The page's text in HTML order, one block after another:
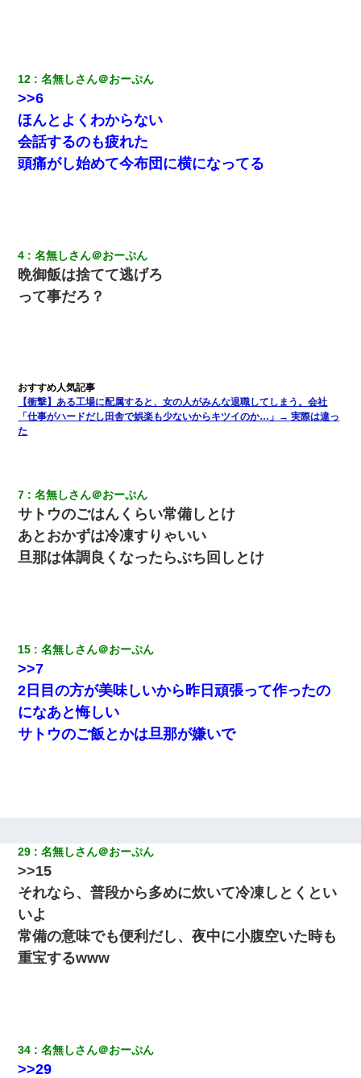
【GJ!】会社から帰宅中、広い駐車場にエンジンかけっ放しの車を
発見。しかも「ヒィ～」みたいな声も聞こえてきたので気になっ
て近寄ったら女の子がおっさんの下敷きになってた
小学生の妹が20代の弟とチューしてるのに、見て見ぬふりの親を
んな時間に誰と電話してんの？」嫁「ごめんなさい…！（大号
泣」俺（キターー）→
彼氏の家に泊まる事になり、ゲームで盛り上がってさぁ寝よう！
と電気を消すとミシッって音が…彼「ちょっと待ってて」→勢い
よくドアを開けるとなんと…
隣室のお婆ちゃん「下階からの異臭に困ってる、今もすっごく臭
い」私「変だなあ～なにも臭わないよ」→ その後。警察『絶対に
窓とドアを開けないで』
日航機墜落事故の「ここからは日本語で大丈夫ですよ〜」の絶望
感がヤバイ・・・
「パワハラを受けたから思い切って転職した」とSNSで呟いた
ら、速攻でパワハラかました元上司がLINEを送ってきた。
【身体で払わせて】女友達「ごめん、何も言わずにお金貸してく
ださい……」俺「いいよ！いくら？」女友達「10万円ぐら
い……」俺「ほい！10万！」→
ずっとニートだと思ってた同居の義弟が投資で旦那より稼いでる
とか知らなかった…
い？音楽聞こえる」と言っていて…
12 名無しさん＠おーぷん
>>6
ほんとよくわからない
会話するのも疲れた
頭痛がし始めて今布団に横になってる
4 名無しさん＠おーぷん
晩御飯は捨てて逃げろ
って事だろ？
【衝撃】ある工場に配属すると、女の人がみんな退職してしまう。会社
「仕事がハードだし田舎で娯楽も少ないからキツイのか…」→ 実際は違っ
た
7 名無しさん＠おーぷん
サトウのごはんくらい常備しとけ
あとおかずは冷凍すりゃいい
旦那は体調良くなったらぶち回しとけ
15 名無しさん＠おーぷん
>>7
2日目の方が美味しいから昨日頑張って作ったの
になあと悔しい
サトウのご飯とかは旦那が嫌いで
29 名無しさん＠おーぷん
>>15
それなら、普段から多めに炊いて冷凍しとくとい
いよ
常備の意味でも便利だし、夜中に小腹空いた時も
重宝するwww
34 名無しさん＠おーぷん
>>29